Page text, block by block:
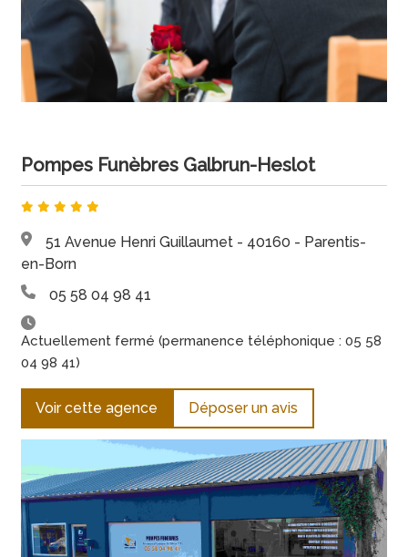
Pompes Funèbres Galbrun-Heslot
51 Avenue Henri Guillaumet - 40160 - Parentis-
en-Born
05 58 04 98 41
Actuellement fermé (permanence téléphonique : 05 58
04 98 41)
Voir cette agence Déposer un avis